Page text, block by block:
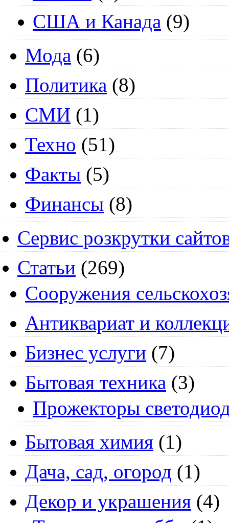
США и Канада (9)
Мода (6)
Политика (8)
СМИ (1)
Техно (51)
Факты (5)
Финансы (8)
Сервис розкрутки
Статьи (269)
Cооружения
Антиквариат и
Бизнес услуги (7)
Бытовая техника (3)
Прожекторы
Бытовая химия (1)
Дача, сад, огород (1)
Декор и украшения (4)